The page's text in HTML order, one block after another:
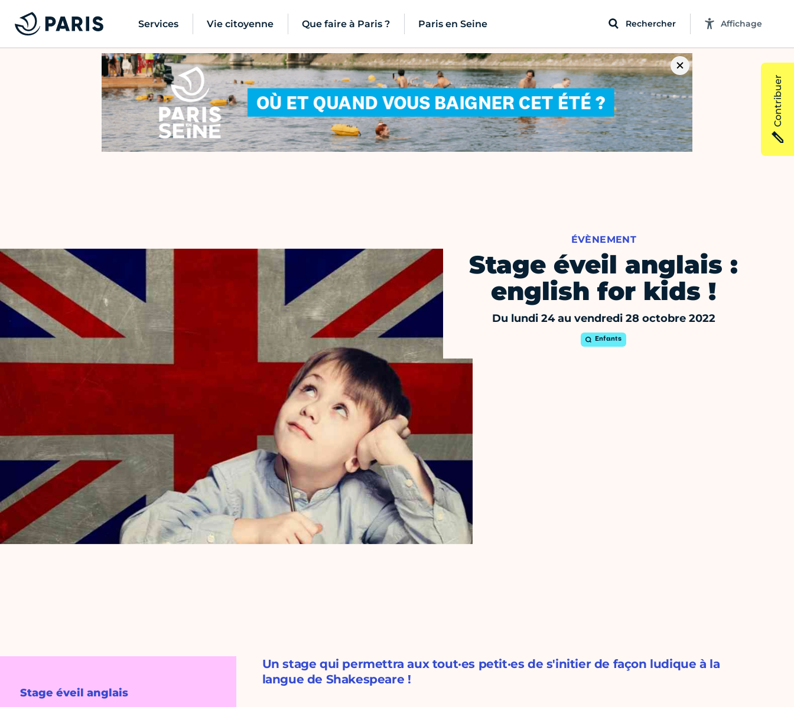
Services Vie citoyenne Que faire à Paris ? Paris en Seine Rechercher Affichage
ÉVÈNEMENT
Stage éveil anglais :
english for kids !
Du lundi 24 au vendredi 28 octobre 2022
Enfants
Stage éveil anglais
Un stage qui permettra aux tout·es petit·es de s'initier de façon ludique à la
langue de Shakespeare !
Contribuer